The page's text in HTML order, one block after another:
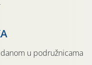
u podružnicama